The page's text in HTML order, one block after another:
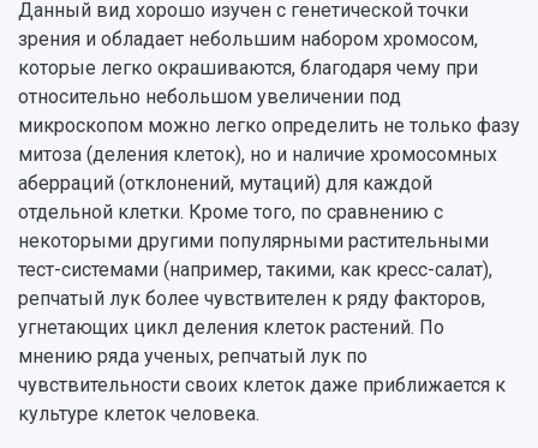
Данный вид хорошо изучен с генетической точки
зрения и обладает небольшим набором хромосом,
которые легко окрашиваются, благодаря чему при
относительно небольшом увеличении под
микроскопом можно легко определить не только фазу
митоза (деления клеток), но и наличие хромосомных
аберраций (отклонений, мутаций) для каждой
отдельной клетки. Кроме того, по сравнению с
некоторыми другими популярными растительными
тест-системами (например, такими, как кресс-салат),
репчатый лук более чувствителен к ряду факторов,
угнетающих цикл деления клеток растений. По
мнению ряда ученых, репчатый лук по
чувствительности своих клеток даже приближается к
культуре клеток человека.